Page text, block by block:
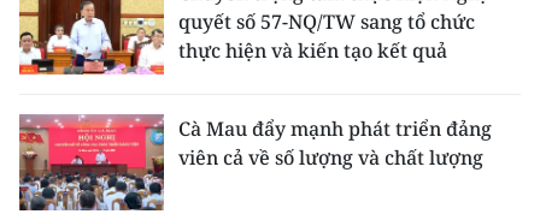
quyết số 57-NQ/TW sang tổ chức
thực hiện và kiến tạo kết quả
Cà Mau đẩy mạnh phát triển đảng
viên cả về số lượng và chất lượng